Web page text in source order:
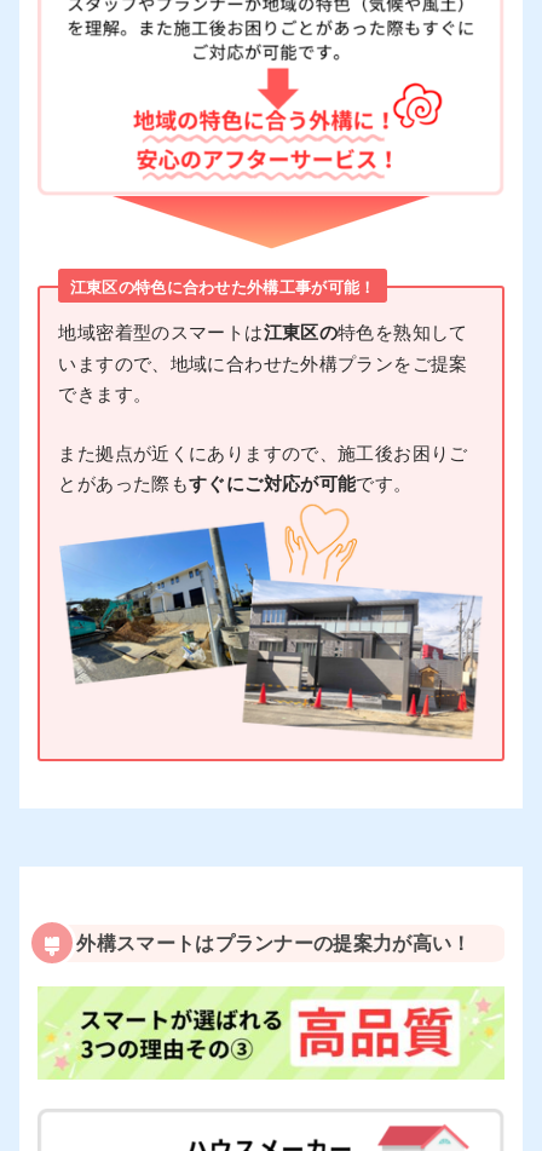
江東区の特色に合わせた外構工事が可能！
地域密着型のスマートは江東区の特色を熟知して
いますので、地域に合わせた外構プランをご提案
できます。
また拠点が近くにありますので、施工後お困りご
とがあった際もすぐにご対応が可能です。
外構スマートはプランナーの提案力が高い！